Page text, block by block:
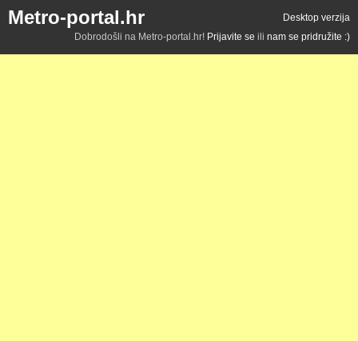
Metro-portal.hr
Desktop verzija
Dobrodošli na Metro-portal.hr! Prijavite se ili nam se pridružite :)